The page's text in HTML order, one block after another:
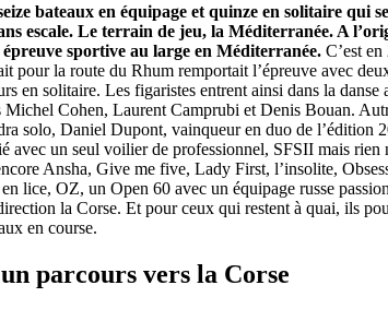
0
bateaux en équipage et quinze en solitaire qui
escale. Le terrain de jeu, la Méditerranée. A
sportive au large en Méditerranée. C’est
pour la route du Rhum remportait l’épreuve avec
en solitaire. Les figaristes entrent ainsi dans la
Michel Cohen, Laurent Camprubi et Denis Bouan.
solo, Daniel Dupont, vainqueur en duo de
avec un seul voilier de professionnel, SFSII mais
Ansha, Give me five, Lady First, l’insolite,
lice, OZ, un Open 60 avec un équipage russe
la Corse. Et pour ceux qui restent à quai, ils
en course.
parcours vers la Corse